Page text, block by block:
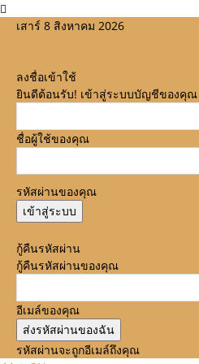
เสาร์ 8 สิงหาคม 2026
ลงชื่อเข้าใช้
ยินดีต้อนรับ! เข้าสู่ระบบบัญชีของคุณ
ชื่อผู้ใช้ของคุณ
รหัสผ่านของคุณ
กู้คืนรหัสผ่าน
กู้คืนรหัสผ่านของคุณ
อีเมล์ของคุณ
รหัสผ่านจะถูกอีเมล์ถึงคุณ